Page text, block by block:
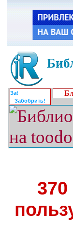
Забобрить!